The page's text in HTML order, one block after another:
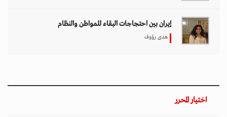
إيران بين احتجاجات البقاء للمواطن والنظام
هدى رؤوف
اختيار المحرر